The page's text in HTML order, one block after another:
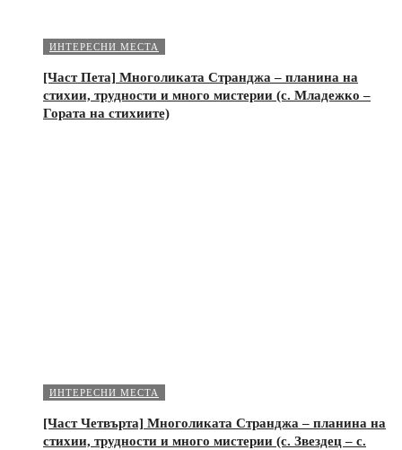
ИНТЕРЕСНИ МЕСТА
[Част Пета] Многоликата Странджа – планина на
стихии, трудности и много мистерии (с. Младежко –
Гората на стихиите)
ИНТЕРЕСНИ МЕСТА
[Част Четвърта] Многоликата Странджа – планина на
стихии, трудности и много мистерии (с. Звездец – с.